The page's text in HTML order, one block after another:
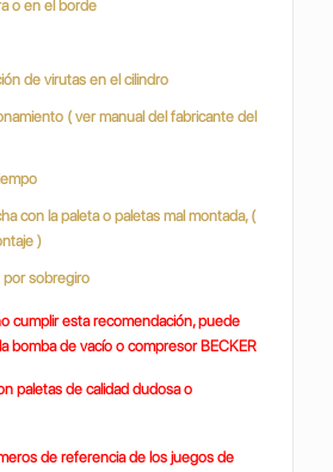
o en el borde
de virutas en el cilindro
( ver manual del fabricante del
con la paleta o paletas mal montada, (
)
sobregiro
cumplir esta recomendación, puede
bomba de vacío o compresor BECKER
paletas de calidad dudosa o
de referencia de los juegos de